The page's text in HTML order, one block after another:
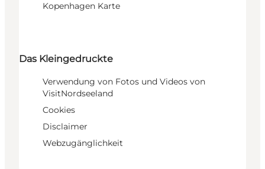
Kopenhagen Karte
Das Kleingedruckte
Verwendung von Fotos und Videos von
VisitNordseeland
Cookies
Disclaimer
Webzugänglichkeit